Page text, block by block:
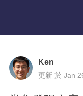
Ken
更新 於 Jan